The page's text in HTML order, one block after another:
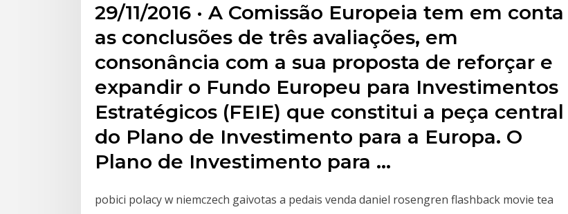
29/11/2016 · A Comissão Europeia tem em conta
as conclusões de três avaliações, em
consonância com a sua proposta de reforçar e
expandir o Fundo Europeu para Investimentos
Estratégicos (FEIE) que constitui a peça central
do Plano de Investimento para a Europa. O
Plano de Investimento para …
pobici polacy w niemczech gaivotas a pedais venda daniel rosengren flashback movie tea